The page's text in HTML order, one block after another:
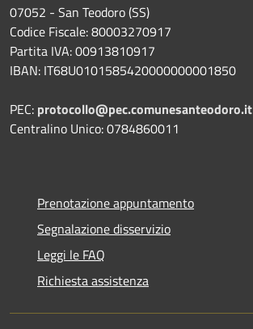
07052 - San Teodoro (SS)
Codice Fiscale: 80003270917
Partita IVA: 00913810917
IBAN: IT68U0101585420000000001850
PEC: protocollo@pec.comunesanteodoro.it
Centralino Unico: 0784860011
Prenotazione appuntamento
Segnalazione disservizio
Leggi le FAQ
Richiesta assistenza